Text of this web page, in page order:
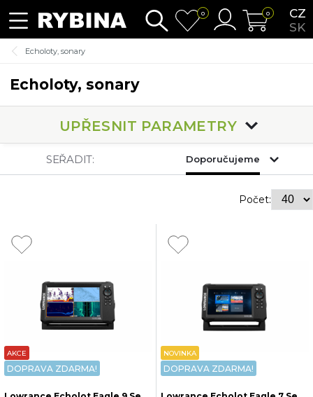
CZ
SK
0 0
Echoloty, sonary
Echoloty, sonary
UPŘESNIT PARAMETRY
SEŘADIT: Doporučujeme
Počet:
AKCE
DOPRAVA ZDARMA!
NOVINKA
DOPRAVA ZDARMA!